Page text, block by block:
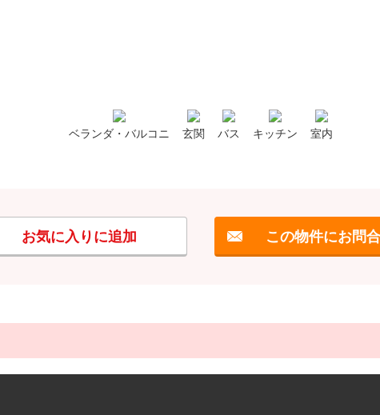
ベランダ・バルコニ 玄関 バス キッチン 室内
お気に入りに追加 この物件にお問